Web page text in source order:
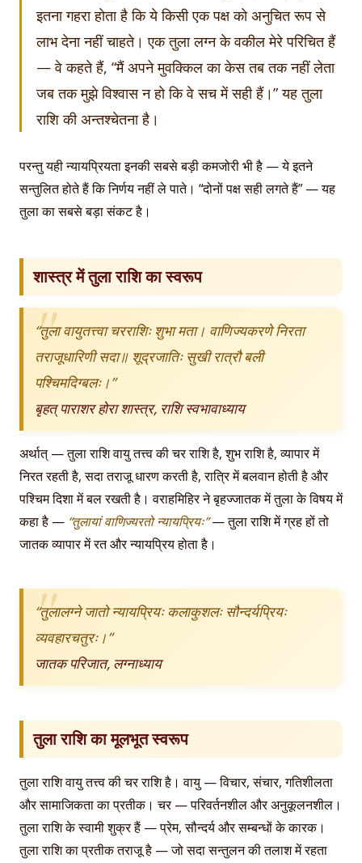
इतना गहरा होता है कि ये किसी एक पक्ष को अनुचित रूप से
लाभ देना नहीं चाहते। एक तुला लग्न के वकील मेरे परिचित हैं
— वे कहते हैं, “मैं अपने मुवक्किल का केस तब तक नहीं लेता
जब तक मुझे विश्वास न हो कि वे सच में सही हैं।” यह तुला
राशि की अन्तश्चेतना है।
परन्तु यही न्यायप्रियता इनकी सबसे बड़ी कमजोरी भी है — ये इतने
सन्तुलित होते हैं कि निर्णय नहीं ले पाते। “दोनों पक्ष सही लगते हैं” — यह
तुला का सबसे बड़ा संकट है।
शास्त्र में तुला राशि का स्वरूप
“तुला वायुतत्त्वा चरराशिः शुभा मता। वाणिज्यकरणे निरता
तराजूधारिणी सदा॥ शूद्रजातिः सुखी रात्रौ बली
पश्चिमदिग्बलः।”
बृहत् पाराशर होरा शास्त्र, राशि स्वभावाध्याय
अर्थात् — तुला राशि वायु तत्त्व की चर राशि है, शुभ राशि है, व्यापार में
निरत रहती है, सदा तराजू धारण करती है, रात्रि में बलवान होती है और
पश्चिम दिशा में बल रखती है। वराहमिहिर ने बृहज्जातक में तुला के विषय में
कहा है — “तुलायां वाणिज्यरतो न्यायप्रियः”— तुला राशि में ग्रह हों तो
जातक व्यापार में रत और न्यायप्रिय होता है।
“तुलालग्ने जातो न्यायप्रियः कलाकुशलः सौन्दर्यप्रियः
व्यवहारचतुरः।”
जातक परिजात, लग्नाध्याय
तुला राशि का मूलभूत स्वरूप
तुला राशि वायु तत्त्व की चर राशि है। वायु — विचार, संचार, गतिशीलता
और सामाजिकता का प्रतीक। चर — परिवर्तनशील और अनुकूलनशील।
तुला राशि के स्वामी शुक्र हैं — प्रेम, सौन्दर्य और सम्बन्धों के कारक।
तुला राशि का प्रतीक तराजू है — जो सदा सन्तुलन की तलाश में रहता